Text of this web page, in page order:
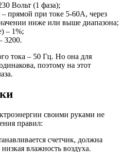
Вольт (1 фаза);
прямой при токе 5-60А, через
ниже или выше диапазона;
– 1%;
3200.
тока – 50 Гц. Но она для
поэтому на этот
своими руками не
правил:
счетчик, должна
влажность воздуха.